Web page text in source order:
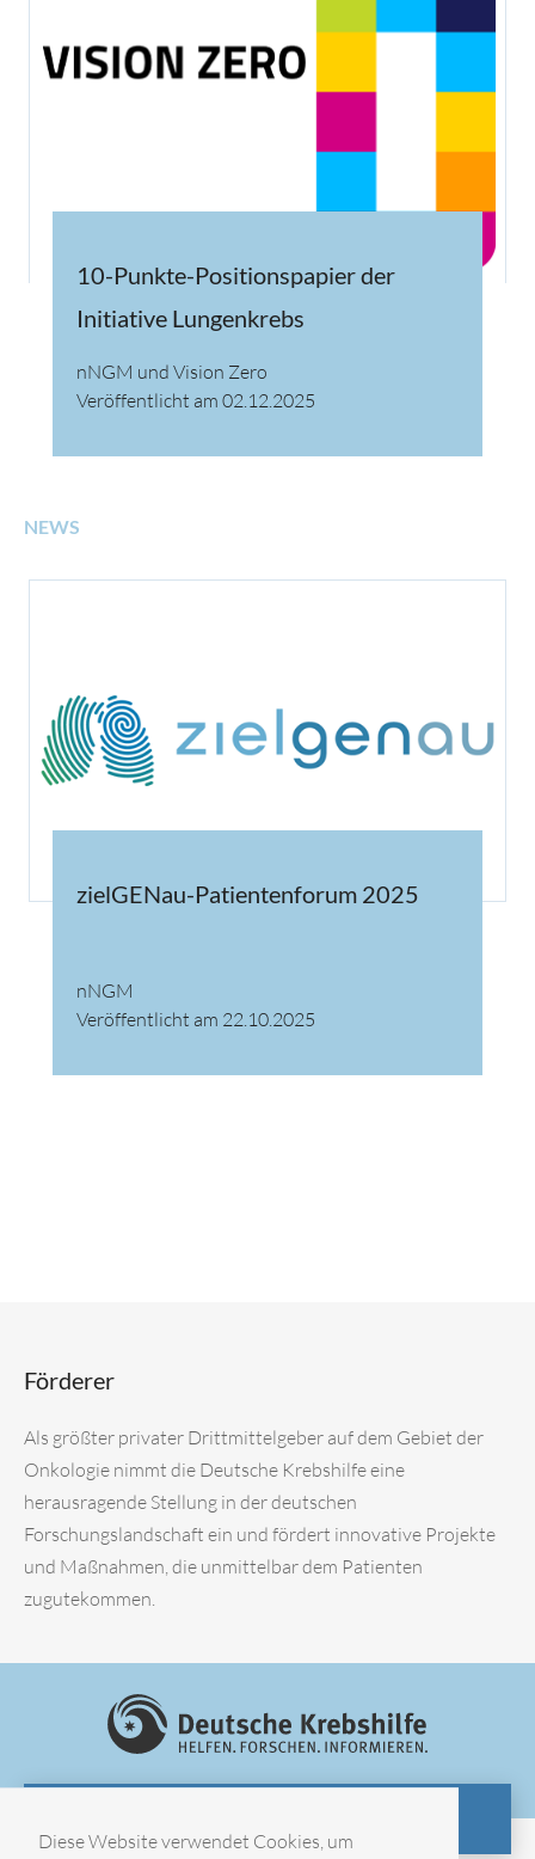
Diese Website verwendet Cookies, um
10-Punkte-Positionspapier der
Initiative Lungenkrebs
nNGM und Vision Zero
Veröffentlicht am 02.12.2025
NEWS
zielGENau-Patientenforum 2025
nNGM
Veröffentlicht am 22.10.2025
Förderer
Als größter privater Drittmittelgeber auf dem Gebiet der
Onkologie nimmt die Deutsche Krebshilfe eine
herausragende Stellung in der deutschen
Forschungslandschaft ein und fördert innovative Projekte
und Maßnahmen, die unmittelbar dem Patienten
zugutekommen.